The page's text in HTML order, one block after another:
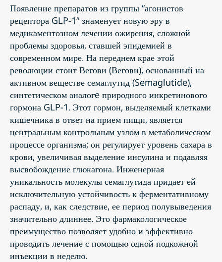
Появление препаратов из группы “агонистов
рецептора GLP-1” знаменует новую эру в
медикаментозном лечении ожирения, сложной
проблемы здоровья, ставшей эпидемией в
современном мире. На переднем крае этой
революции стоит Вегови (Вегови), основанный на
активном веществе семаглутид (Semaglutide),
синтетическом аналогe природного инкретинового
гормона GLP-1. Этот гормон, выделяемый клетками
кишечника в ответ на прием пищи, является
центральным контрольным узлом в метаболическом
процессе организма; он регулирует уровень сахара в
крови, увеличивая выделение инсулина и подавляя
высвобождение глюкагона. Инженерная
уникальность молекулы семаглутида придает ей
исключительную устойчивость к ферментативному
распаду, и, как следствие, ее период полувыведения
значительно длиннее. Это фармакологическое
преимущество позволяет удобно и эффективно
проводить лечение с помощью одной подкожной
инъекции в неделю.